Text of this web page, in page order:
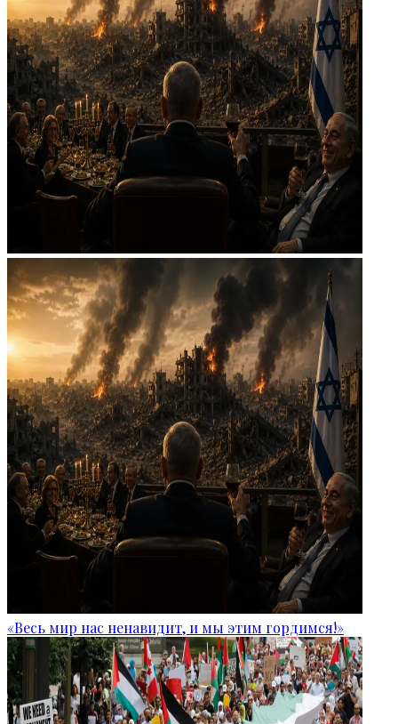
«Весь мир нас ненавидит, и мы этим гордимся!»